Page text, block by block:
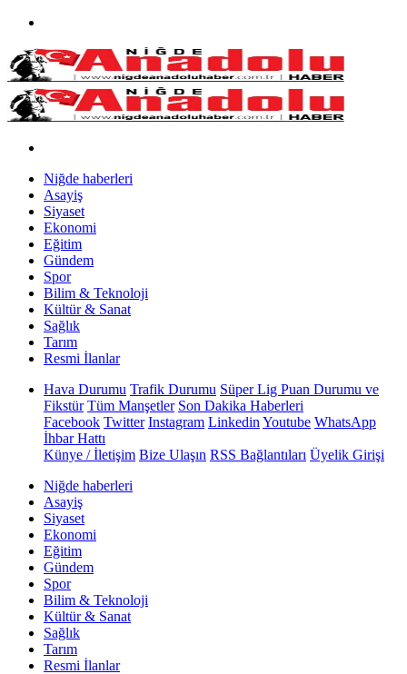
Niğde haberleri
Asayiş
Siyaset
Ekonomi
Eğitim
Gündem
Spor
Bilim & Teknoloji
Kültür & Sanat
Sağlık
Tarım
Resmi İlanlar
Hava Durumu Trafik Durumu Süper Lig Puan Durumu ve
Fikstür Tüm Manşetler Son Dakika Haberleri
Facebook Twitter Instagram Linkedin Youtube WhatsApp
İhbar Hattı
Künye / İletişim Bize Ulaşın RSS Bağlantıları Üyelik Girişi
Niğde haberleri
Asayiş
Siyaset
Ekonomi
Eğitim
Gündem
Spor
Bilim & Teknoloji
Kültür & Sanat
Sağlık
Tarım
Resmi İlanlar